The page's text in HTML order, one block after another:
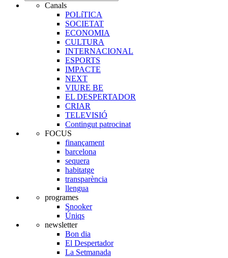
Canals
POLíTICA
SOCIETAT
ECONOMIA
CULTURA
INTERNACIONAL
ESPORTS
IMPACTE
NEXT
VIURE BE
EL DESPERTADOR
CRIAR
TELEVISIÓ
Contingut patrocinat
FOCUS
finançament
barcelona
sequera
habitatge
transparència
llengua
programes
Snooker
Úniqs
newsletter
Bon dia
El Despertador
La Setmanada